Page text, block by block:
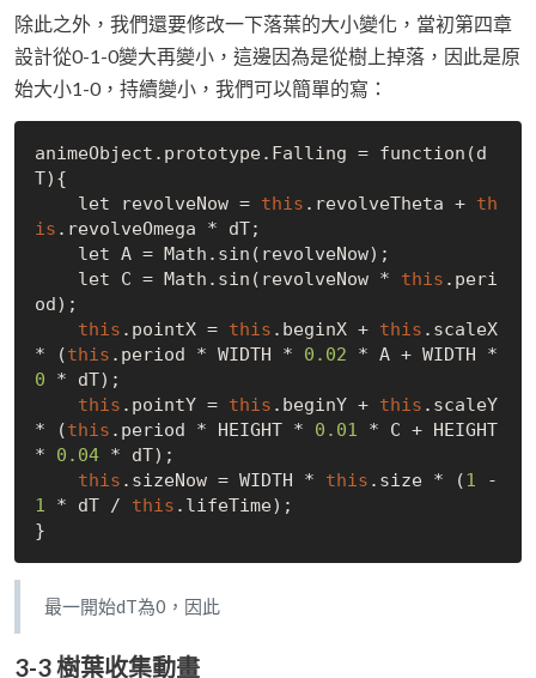
除此之外，我們還要修改一下落葉的大小變化，當初第四章
設計從0-1-0變大再變小，這邊因為是從樹上掉落，因此是原
始大小1-0，持續變小，我們可以簡單的寫：
animeObject.prototype.Falling = function(d
T){
    let revolveNow =
this .revolveTheta + th
is .revolveOmega * dT;
    let C = Math.sin(revolveNow *
this .peri
od);
this .pointX = this .beginX + this .scaleX
* (this .period * WIDTH * 0.02
0 * dT);
this .pointY = this .beginY + this .scaleY
* (this .period * HEIGHT * 0.01
* C + HEIGHT
* 0.04 * dT);
this .sizeNow = WIDTH * this .size * (1
1
* dT / this .lifeTime);
最一開始dT為0，因此
3-3 樹葉收集動畫